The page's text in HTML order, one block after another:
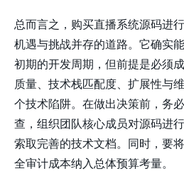
总而言之，购买直播系统源码进
机遇与挑战并存的道路。它确实
初期的开发周期，但前提是必须
质量、 技术栈匹配度、 扩展性与
个技术陷阱。在做出决策前，务
查，组织团队核心成员对源码进
索取完善的技术文档。同时，要
全审计成本纳入总体预算考量。